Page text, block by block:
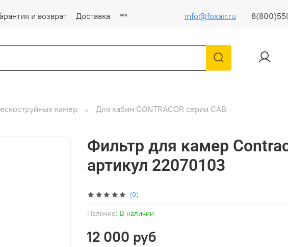
и возврат Доставка info@foxair.ru
камер Для кабин CONTRACOR серии CAB
(0)
Наличие: В наличии
Фильтр для камер
артикул 22070103
12 000 руб